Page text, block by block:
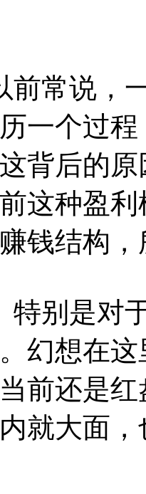
前常说，
一个过
背后的
这种盈
钱结构
特别是对
幻想在
前还是
就大面